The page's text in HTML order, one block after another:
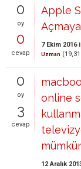
0
oy
0
cevap
Apple
7 Ekim 2016
Uzman (
0
oy
3
cevap
online
12 Aralık